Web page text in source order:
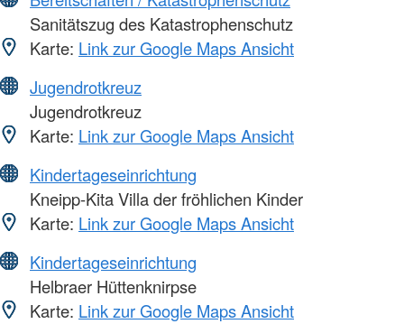
Sanitätszug des Katastrophenschutz
Karte: Link zur Google Maps Ansicht
Jugendrotkreuz
Jugendrotkreuz
Karte: Link zur Google Maps Ansicht
Kindertageseinrichtung
Kneipp-Kita Villa der fröhlichen Kinder
Karte: Link zur Google Maps Ansicht
Kindertageseinrichtung
Helbraer Hüttenknirpse
Karte: Link zur Google Maps Ansicht